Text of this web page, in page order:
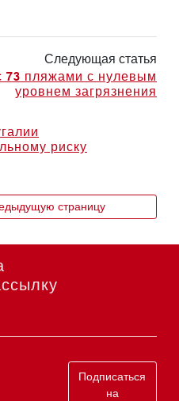
Следующая статья
73 пляжами с нулевым
уровнем загрязнения
риску
страницу
Подписаться
на